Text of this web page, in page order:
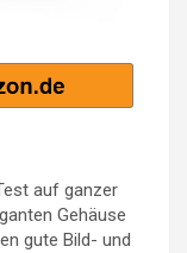
auf ganzer
Gehäuse
gute Bild- und